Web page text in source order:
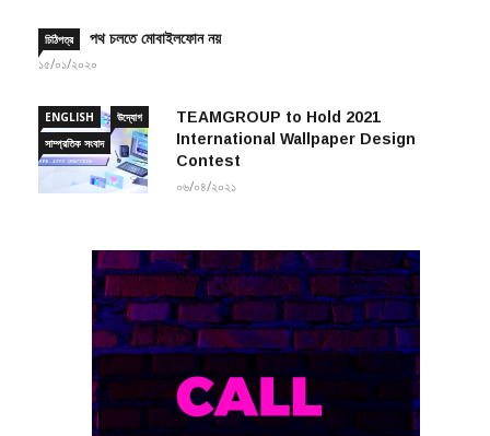
১৫/০১/২০২০
সাম্প্রতিক সংবাদ
International Wallpaper Design
Contest
০৬/০৪/২০২১